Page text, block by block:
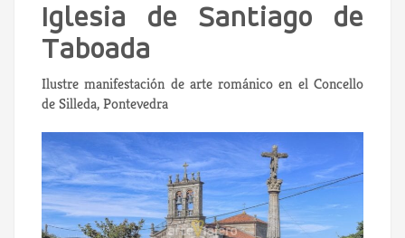
Iglesia de Santiago de
Taboada
Ilustre manifestación de arte románico en el Concello
de Silleda, Pontevedra